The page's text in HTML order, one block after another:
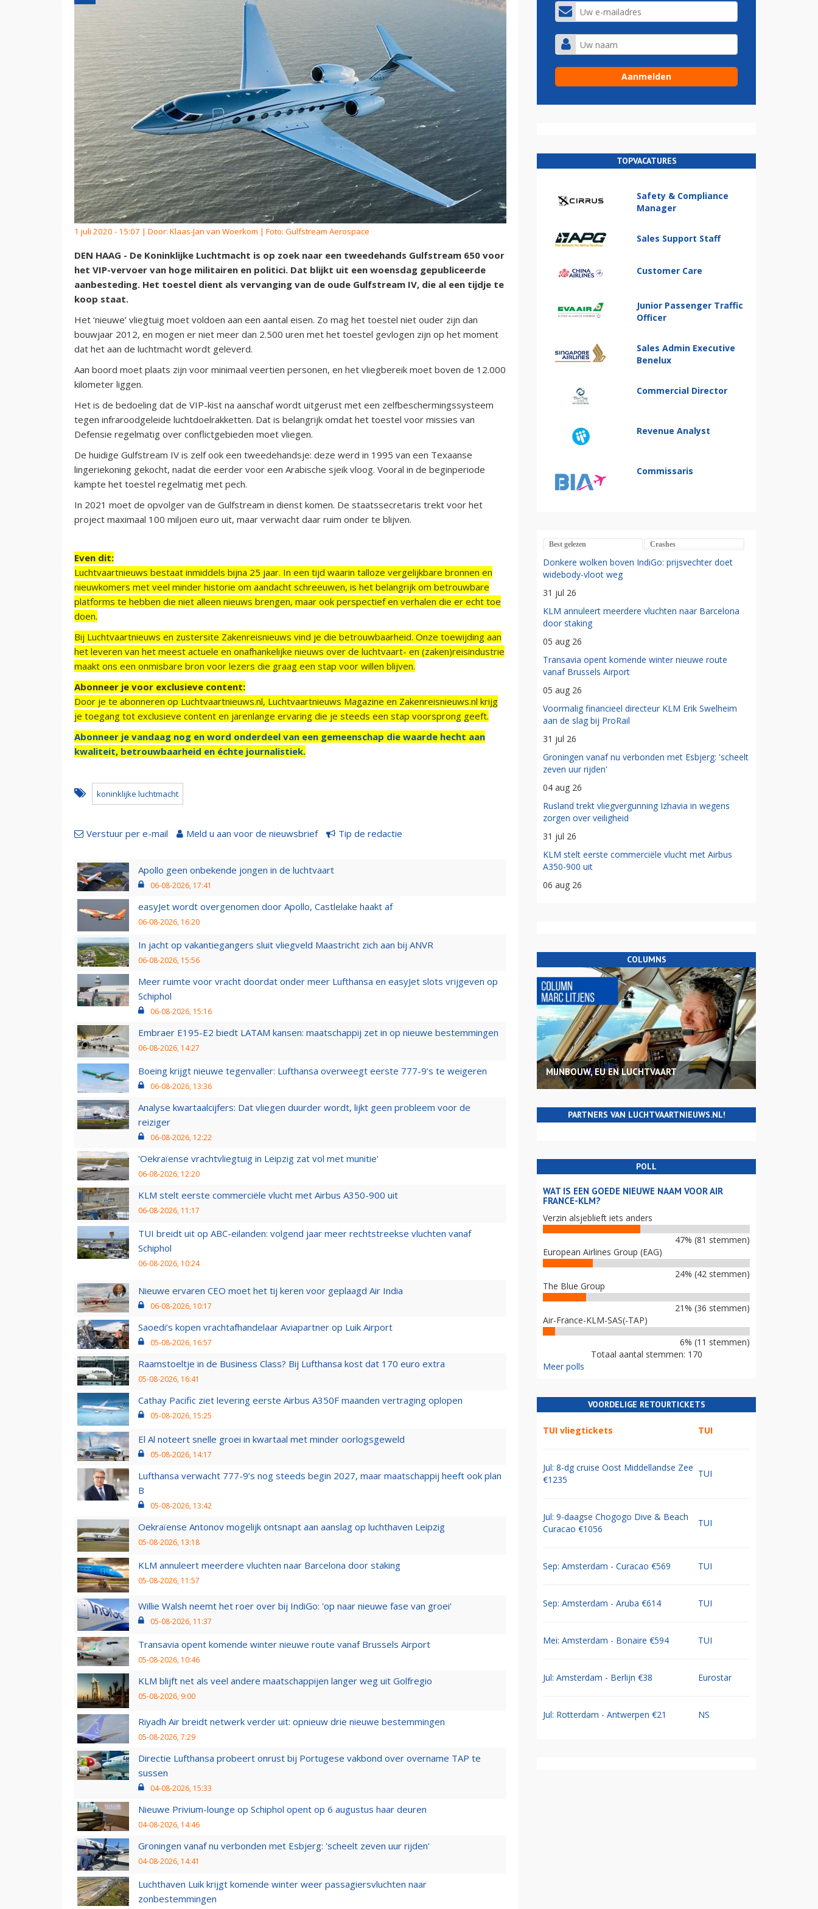
1 juli 2020 - 15:07 | Door: Klaas-Jan van Woerkom | Foto: Gulfstream Aerospace
DEN HAAG - De Koninklijke Luchtmacht is op zoek naar een tweedehands Gulfstream 650 voor
het VIP-vervoer van hoge militairen en politici. Dat blijkt uit een woensdag gepubliceerde
aanbesteding. Het toestel dient als vervanging van de oude Gulfstream IV, die al een tijdje te
koop staat.
Het ‘nieuwe’ vliegtuig moet voldoen aan een aantal eisen. Zo mag het toestel niet ouder zijn dan
bouwjaar 2012, en mogen er niet meer dan 2.500 uren met het toestel gevlogen zijn op het moment
dat het aan de luchtmacht wordt geleverd.
Aan boord moet plaats zijn voor minimaal veertien personen, en het vliegbereik moet boven de 12.000
kilometer liggen.
Het is de bedoeling dat de VIP-kist na aanschaf wordt uitgerust met een zelfbeschermingssysteem
tegen infraroodgeleide luchtdoelrakketten. Dat is belangrijk omdat het toestel voor missies van
Defensie regelmatig over conflictgebieden moet vliegen.
De huidige Gulfstream IV is zelf ook een tweedehandsje: deze werd in 1995 van een Texaanse
lingeriekoning gekocht, nadat die eerder voor een Arabische sjeik vloog. Vooral in de beginperiode
kampte het toestel regelmatig met pech.
In 2021 moet de opvolger van de Gulfstream in dienst komen. De staatssecretaris trekt voor het
project maximaal 100 miljoen euro uit, maar verwacht daar ruim onder te blijven.
Even dit:
Luchtvaartnieuws bestaat inmiddels bijna 25 jaar. In een tijd waarin talloze vergelijkbare bronnen en
nieuwkomers met veel minder historie om aandacht schreeuwen, is het belangrijk om betrouwbare
platforms te hebben die niet alleen nieuws brengen, maar ook perspectief en verhalen die er echt toe
doen.
Bij Luchtvaartnieuws en zustersite Zakenreisnieuws vind je die betrouwbaarheid. Onze toewijding aan
het leveren van het meest actuele en onafhankelijke nieuws over de luchtvaart- en (zaken)reisindustrie
maakt ons een onmisbare bron voor lezers die graag een stap voor willen blijven.
Abonneer je voor exclusieve content:
Door je te abonneren op Luchtvaartnieuws.nl, Luchtvaartnieuws Magazine en Zakenreisnieuws.nl krijg
je toegang tot exclusieve content en jarenlange ervaring die je steeds een stap voorsprong geeft.
Abonneer je vandaag nog en word onderdeel van een gemeenschap die waarde hecht aan
kwaliteit, betrouwbaarheid en échte journalistiek.
koninklijke luchtmacht
Verstuur per e-mail Meld u aan voor de nieuwsbrief Tip de redactie
Apollo geen onbekende jongen in de luchtvaart
06-08-2026, 17:41
easyJet wordt overgenomen door Apollo, Castlelake haakt af
06-08-2026, 16:20
In jacht op vakantiegangers sluit vliegveld Maastricht zich aan bij ANVR
06-08-2026, 15:56
Meer ruimte voor vracht doordat onder meer Lufthansa en easyJet slots vrijgeven op
Schiphol
06-08-2026, 15:16
Embraer E195-E2 biedt LATAM kansen: maatschappij zet in op nieuwe bestemmingen
06-08-2026, 14:27
Boeing krijgt nieuwe tegenvaller: Lufthansa overweegt eerste 777-9’s te weigeren
06-08-2026, 13:36
Analyse kwartaalcijfers: Dat vliegen duurder wordt, lijkt geen probleem voor de
reiziger
06-08-2026, 12:22
'Oekraïense vrachtvliegtuig in Leipzig zat vol met munitie'
06-08-2026, 12:20
KLM stelt eerste commerciële vlucht met Airbus A350-900 uit
06-08-2026, 11:17
TUI breidt uit op ABC-eilanden: volgend jaar meer rechtstreekse vluchten vanaf
Schiphol
06-08-2026, 10:24
Nieuwe ervaren CEO moet het tij keren voor geplaagd Air India
06-08-2026, 10:17
Saoedi’s kopen vrachtafhandelaar Aviapartner op Luik Airport
05-08-2026, 16:57
Raamstoeltje in de Business Class? Bij Lufthansa kost dat 170 euro extra
05-08-2026, 16:41
Cathay Pacific ziet levering eerste Airbus A350F maanden vertraging oplopen
05-08-2026, 15:25
El Al noteert snelle groei in kwartaal met minder oorlogsgeweld
05-08-2026, 14:17
Lufthansa verwacht 777-9’s nog steeds begin 2027, maar maatschappij heeft ook plan
B
05-08-2026, 13:42
Oekraïense Antonov mogelijk ontsnapt aan aanslag op luchthaven Leipzig
05-08-2026, 13:18
KLM annuleert meerdere vluchten naar Barcelona door staking
05-08-2026, 11:57
Willie Walsh neemt het roer over bij IndiGo: 'op naar nieuwe fase van groei'
05-08-2026, 11:37
Transavia opent komende winter nieuwe route vanaf Brussels Airport
05-08-2026, 10:46
KLM blijft net als veel andere maatschappijen langer weg uit Golfregio
05-08-2026, 9:00
Riyadh Air breidt netwerk verder uit: opnieuw drie nieuwe bestemmingen
05-08-2026, 7:29
Directie Lufthansa probeert onrust bij Portugese vakbond over overname TAP te
sussen
04-08-2026, 15:33
Nieuwe Privium-lounge op Schiphol opent op 6 augustus haar deuren
04-08-2026, 14:46
Groningen vanaf nu verbonden met Esbjerg: 'scheelt zeven uur rijden'
04-08-2026, 14:41
Luchthaven Luik krijgt komende winter weer passagiersvluchten naar
zonbestemmingen
TOPVACATURES
Safety & Compliance
Manager
Sales Support Staff
Customer Care
Junior Passenger Traffic
Officer
Sales Admin Executive
Benelux
Commercial Director
Revenue Analyst
Commissaris
Best gelezen Crashes
Donkere wolken boven IndiGo: prijsvechter doet
widebody-vloot weg
31 jul 26
KLM annuleert meerdere vluchten naar Barcelona
door staking
05 aug 26
Transavia opent komende winter nieuwe route
vanaf Brussels Airport
05 aug 26
Voormalig financieel directeur KLM Erik Swelheim
aan de slag bij ProRail
31 jul 26
Groningen vanaf nu verbonden met Esbjerg: 'scheelt
zeven uur rijden'
04 aug 26
Rusland trekt vliegvergunning Izhavia in wegens
zorgen over veiligheid
31 jul 26
KLM stelt eerste commerciële vlucht met Airbus
A350-900 uit
06 aug 26
COLUMNS
MIJNBOUW, EU EN LUCHTVAART
PARTNERS VAN LUCHTVAARTNIEUWS.NL!
POLL
WAT IS EEN GOEDE NIEUWE NAAM VOOR AIR
FRANCE-KLM?
Verzin alsjeblieft iets anders
47% (81 stemmen)
European Airlines Group (EAG)
24% (42 stemmen)
The Blue Group
21% (36 stemmen)
Air-France-KLM-SAS(-TAP)
6% (11 stemmen)
Totaal aantal stemmen: 170
Meer polls
VOORDELIGE RETOURTICKETS
TUI vliegtickets TUI
Jul: 8-dg cruise Oost Middellandse Zee
€1235
TUI
Jul: 9-daagse Chogogo Dive & Beach
Curacao €1056
TUI
Sep: Amsterdam - Curacao €569 TUI
Sep: Amsterdam - Aruba €614 TUI
Mei: Amsterdam - Bonaire €594 TUI
Jul: Amsterdam - Berlijn €38 Eurostar
Jul: Rotterdam - Antwerpen €21 NS